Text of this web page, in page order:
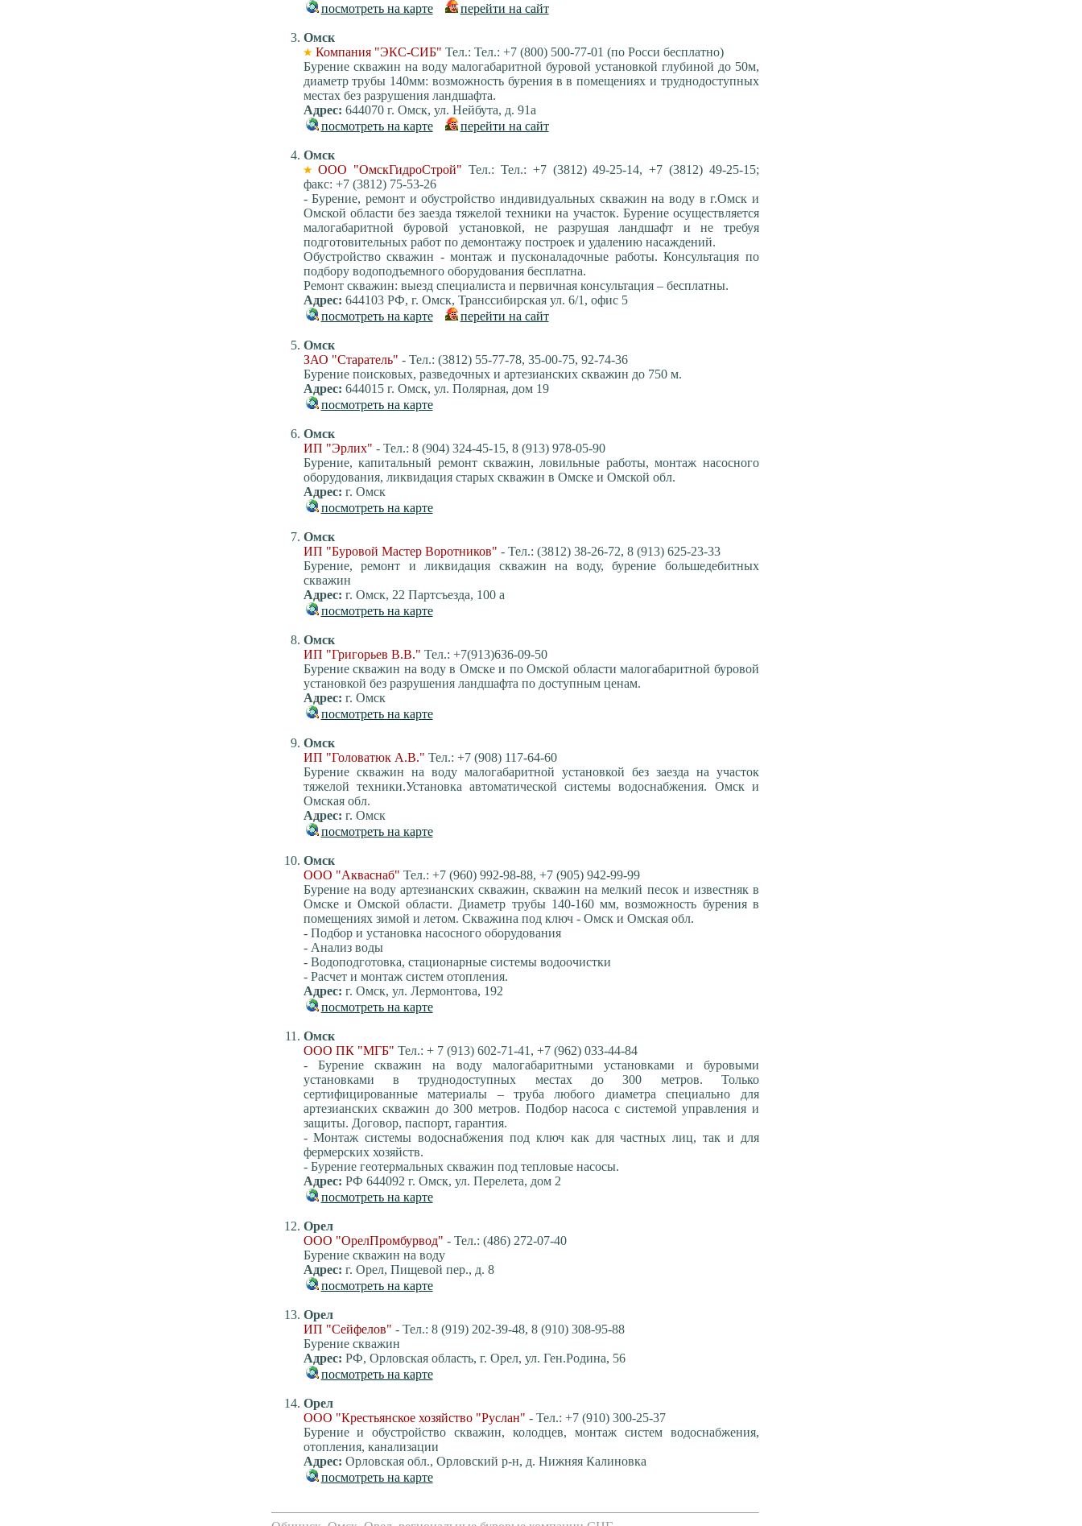
посмотреть на карте
перейти на сайт
Омск
Компания "ЭКС-СИБ" Тел.: Тел.: +7 (800) 500-77-01 (по Росси бесплатно)
Бурение скважин на воду малогабаритной буровой установкой глубиной до 50м,
диаметр трубы 140мм: возможность бурения в в помещениях и труднодоступных
местах без разрушения ландшафта.
Адрес: 644070 г. Омск, ул. Нейбута, д. 91а
посмотреть на карте
перейти на сайт
Омск
ООО "ОмскГидроСтрой" Тел.: Тел.: +7 (3812) 49-25-14, +7 (3812) 49-25-15;
факс: +7 (3812) 75-53-26
- Бурение, ремонт и обустройство индивидуальных скважин на воду в г.Омск и
Омской области без заезда тяжелой техники на участок. Бурение осуществляется
малогабаритной буровой установкой, не разрушая ландшафт и не требуя
подготовительных работ по демонтажу построек и удалению насаждений.
Обустройство скважин - монтаж и пусконаладочные работы. Консультация по
подбору водоподъемного оборудования бесплатна.
Ремонт скважин: выезд специалиста и первичная консультация – бесплатны.
Адрес: 644103 РФ, г. Омск, Транссибирская ул. 6/1, офис 5
посмотреть на карте
перейти на сайт
Омск
ЗАО "Старатель" - Тел.: (3812) 55-77-78, 35-00-75, 92-74-36
Бурение поисковых, разведочных и артезианских скважин до 750 м.
Адрес: 644015 г. Омск, ул. Полярная, дом 19
посмотреть на карте
Омск
ИП "Эрлих" - Тел.: 8 (904) 324-45-15, 8 (913) 978-05-90
Бурение, капитальный ремонт скважин, ловильные работы, монтаж насосного
оборудования, ликвидация старых скважин в Омске и Омской обл.
Адрес: г. Омск
посмотреть на карте
Омск
ИП "Буровой Мастер Воротников" - Тел.: (3812) 38-26-72, 8 (913) 625-23-33
Бурение, ремонт и ликвидация скважин на воду, бурение большедебитных
скважин
Адрес: г. Омск, 22 Партсъезда, 100 а
посмотреть на карте
Омск
ИП "Григорьев В.В." Тел.: +7(913)636-09-50
Бурение скважин на воду в Омске и по Омской области малогабаритной буровой
установкой без разрушения ландшафта по доступным ценам.
Адрес: г. Омск
посмотреть на карте
Омск
ИП "Головатюк А.В." Тел.: +7 (908) 117-64-60
Бурение скважин на воду малогабаритной установкой без заезда на участок
тяжелой техники.Установка автоматической системы водоснабжения. Омск и
Омская обл.
Адрес: г. Омск
посмотреть на карте
Омск
ООО "Акваснаб" Тел.: +7 (960) 992-98-88, +7 (905) 942-99-99
Бурение на воду артезианских скважин, скважин на мелкий песок и известняк в
Омске и Омской области. Диаметр трубы 140-160 мм, возможность бурения в
помещениях зимой и летом. Скважина под ключ - Омск и Омская обл.
- Подбор и установка насосного оборудования
- Анализ воды
- Водоподготовка, стационарные системы водоочистки
- Расчет и монтаж систем отопления.
Адрес: г. Омск, ул. Лермонтова, 192
посмотреть на карте
Омск
ООО ПК "МГБ" Тел.: + 7 (913) 602-71-41, +7 (962) 033-44-84
- Бурение скважин на воду малогабаритными установками и буровыми
установками в труднодоступных местах до 300 метров. Только
сертифицированные материалы – труба любого диаметра специально для
артезианских скважин до 300 метров. Подбор насоса с системой управления и
защиты. Договор, паспорт, гарантия.
- Монтаж системы водоснабжения под ключ как для частных лиц, так и для
фермерских хозяйств.
- Бурение геотермальных скважин под тепловые насосы.
Адрес: РФ 644092 г. Омск, ул. Перелета, дом 2
посмотреть на карте
Орел
ООО "ОрелПромбурвод" - Тел.: (486) 272-07-40
Бурение скважин на воду
Адрес: г. Орел, Пищевой пер., д. 8
посмотреть на карте
Орел
ИП "Сейфелов" - Тел.: 8 (919) 202-39-48, 8 (910) 308-95-88
Бурение скважин
Адрес: РФ, Орловская область, г. Орел, ул. Ген.Родина, 56
посмотреть на карте
Орел
ООО "Крестьянское хозяйство "Руслан" - Тел.: +7 (910) 300-25-37
Бурение и обустройство скважин, колодцев, монтаж систем водоснабжения,
отопления, канализации
Адрес: Орловская обл., Орловский р-н, д. Нижняя Калиновка
посмотреть на карте